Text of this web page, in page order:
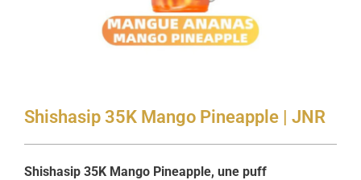
Shishasip 35K Mango Pineapple | JNR
Shishasip 35K Mango Pineapple, une puff